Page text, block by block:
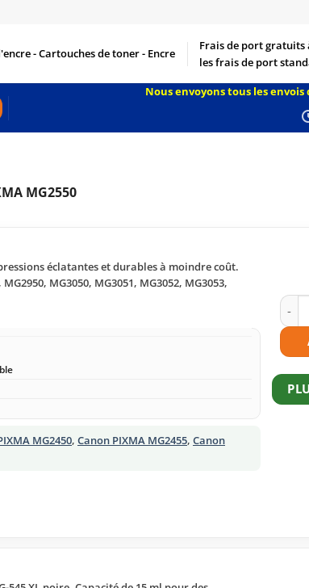
- Cartouches de toner - Encre
Frais de port gratuits
les frais de port
Nous envoyons tous les
MG2550
éclatantes et durables à moindre coût.
MG3050, MG3051, MG3052, MG3053,
MG2450, Canon PIXMA MG2455, Canon